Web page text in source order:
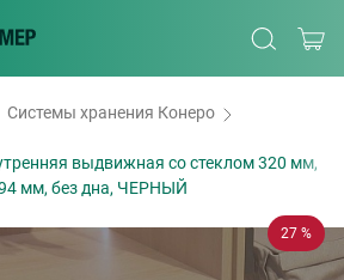
Системы хранения Конеро
выдвижная со стеклом 320 мм,
мм, без дна, ЧЕРНЫЙ
27 %